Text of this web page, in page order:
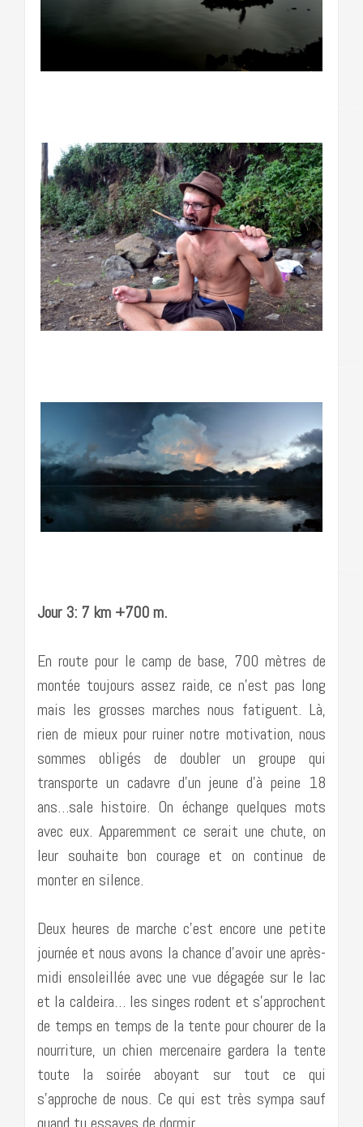
Jour 3: 7 km +700 m.
En route pour le camp de base, 700 mètres de
montée toujours assez raide, ce n’est pas long
mais les grosses marches nous fatiguent. Là,
rien de mieux pour ruiner notre motivation, nous
sommes obligés de doubler un groupe qui
transporte un cadavre d’un jeune d’à peine 18
ans…sale histoire. On échange quelques mots
avec eux. Apparemment ce serait une chute, on
leur souhaite bon courage et on continue de
monter en silence.
Deux heures de marche c’est encore une petite
journée et nous avons la chance d’avoir une après-
midi ensoleillée avec une vue dégagée sur le lac
et la caldeira… les singes rodent et s’approchent
de temps en temps de la tente pour chourer de la
nourriture, un chien mercenaire gardera la tente
toute la soirée aboyant sur tout ce qui
s’approche de nous. Ce qui est très sympa sauf
quand tu essayes de dormir.